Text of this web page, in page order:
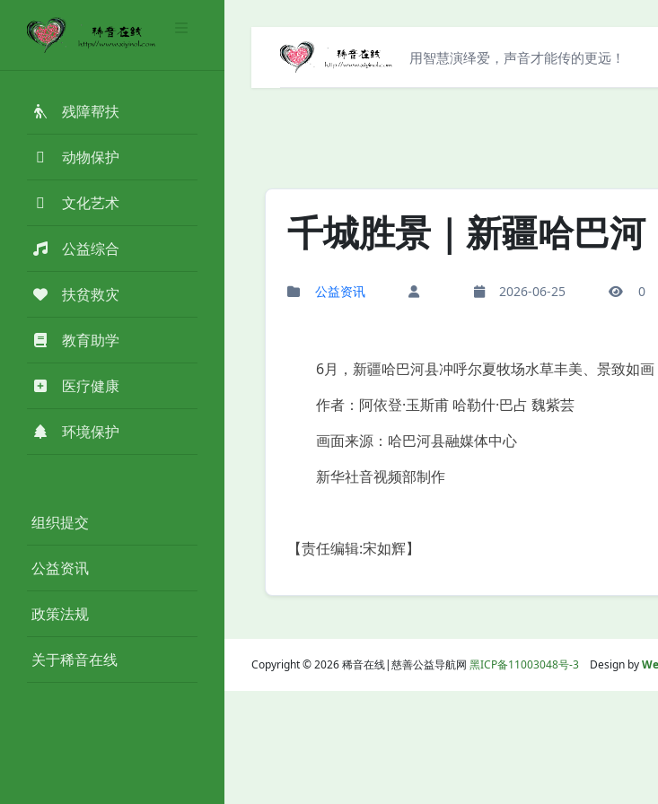
残障帮扶
动物保护
文化艺术
公益综合
扶贫救灾
教育助学
医疗健康
环境保护
组织提交
公益资讯
政策法规
关于稀音在线
用智慧演绎爱，声音才能传的更远！
千城胜景｜新疆哈巴
公益资讯 2026-06-25 0
6月，新疆哈巴河县冲呼尔夏牧场水草丰美、景致如画
作者：阿依登·玉斯甫 哈勒什·巴占 魏紫芸
画面来源：哈巴河县融媒体中心
新华社音视频部制作
【责任编辑:宋如辉】
Copyright © 2026 稀音在线|慈善公益导航网 黑ICP备11003048号-3 Design by